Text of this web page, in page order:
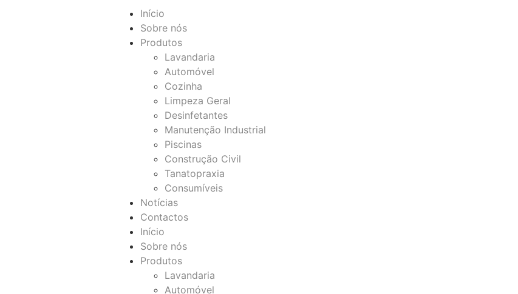
Início
Sobre nós
Produtos
Lavandaria
Automóvel
Cozinha
Limpeza Geral
Desinfetantes
Manutenção Industrial
Piscinas
Construção Civil
Tanatopraxia
Consumíveis
Notícias
Contactos
Início
Sobre nós
Produtos
Lavandaria
Automóvel